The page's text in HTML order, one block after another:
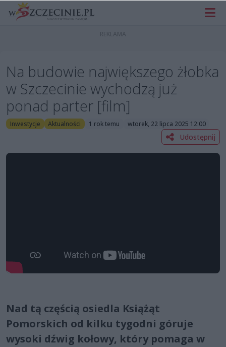
Na budowie największego żłobka
w Szczecinie wychodzą już
ponad parter [film]
Inwestycje Aktualności 1 rok temu wtorek, 22 lipca 2025 12:00
Udostępnij
Nad tą częścią osiedla Książąt
Pomorskich od kilku tygodni góruje
wysoki dźwig kołowy, który pomaga w